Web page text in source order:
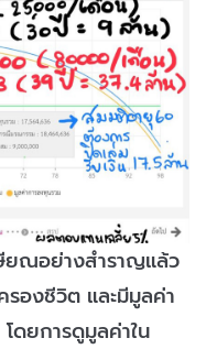
ยณอย่างสำราญแล้ว
องชีวิต และมีมูลค่า
ดยการดูมูลค่าใน